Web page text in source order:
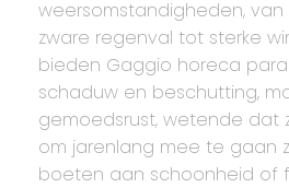
weersomstandigheden,
zware regenval tot sterke
bieden Gaggio horeca
schaduw en beschutting,
gemoedsrust, wetende dat
om jarenlang mee te gaan
boeten aan schoonheid of